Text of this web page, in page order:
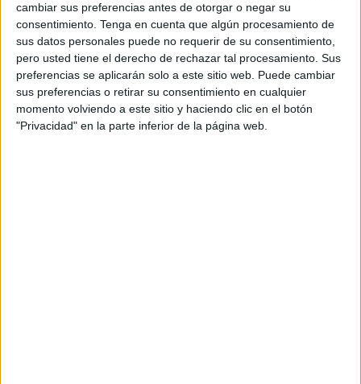
cambiar sus preferencias antes de otorgar o negar su
consentimiento. Tenga en cuenta que algún procesamiento de
sus datos personales puede no requerir de su consentimiento,
pero usted tiene el derecho de rechazar tal procesamiento. Sus
preferencias se aplicarán solo a este sitio web. Puede cambiar
sus preferencias o retirar su consentimiento en cualquier
momento volviendo a este sitio y haciendo clic en el botón
"Privacidad" en la parte inferior de la página web.